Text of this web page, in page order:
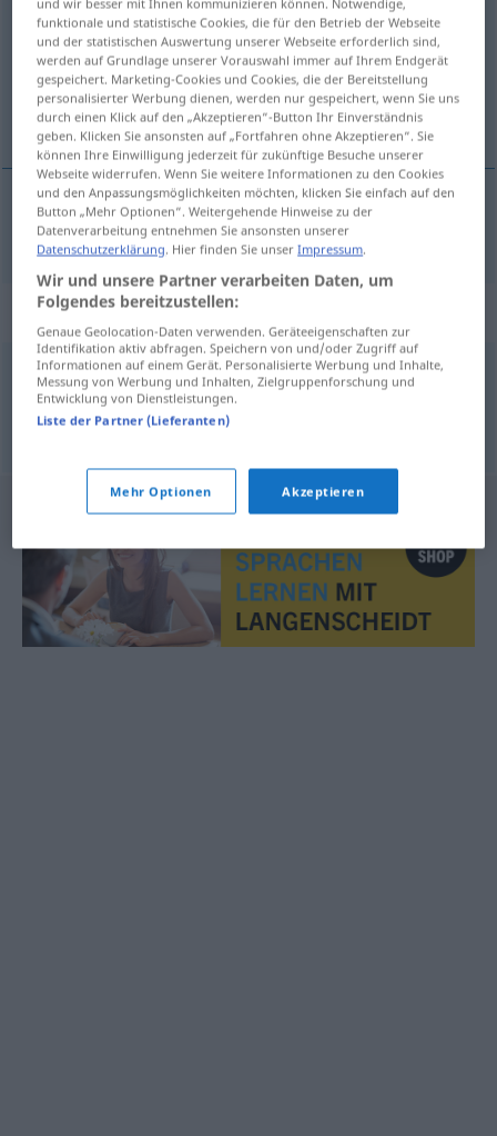
Übersicht aller Übersetzungen
(Für mehr Details die Übersetzung anklicken/antippen)
Funktionsstörung
Funktionsstörungf dysfunkcja MED
Synonyme für "dysfunkcja"
awaria
funktionale und statistische Cookies, die für den Betrieb der Webseite
und der statistischen Auswertung unserer Webseite erforderlich sind,
werden auf Grundlage unserer Vorauswahl immer auf Ihrem Endgerät
gespeichert. Marketing-Cookies und Cookies, die der Bereitstellung
personalisierter Werbung dienen, werden nur gespeichert, wenn Sie uns
durch einen Klick auf den „Akzeptieren“-Button Ihr Einverständnis
geben. Klicken Sie ansonsten auf „Fortfahren ohne Akzeptieren“. Sie
können Ihre Einwilligung jederzeit für zukünftige Besuche unserer
Webseite widerrufen. Wenn Sie weitere Informationen zu den Cookies
und den Anpassungsmöglichkeiten möchten, klicken Sie einfach auf den
Button „Mehr Optionen“. Weitergehende Hinweise zu der
Datenverarbeitung entnehmen Sie ansonsten unserer
Datenschutzerklärung . Hier finden Sie unserImpressum
Wir und unsere Partner verarbeiten Daten, um
Folgendes bereitzustellen:
Genaue Geolocation-Daten verwenden. Geräteeigenschaften zur
Identifikation aktiv abfragen. Speichern von und/oder Zugriff auf
Informationen auf einem Gerät. Personalisierte Werbung und Inhalte,
Messung von Werbung und Inhalten, Zielgruppenforschung und
Entwicklung von Dienstleistungen.
Liste der Partner (Lieferanten)
Mehr Optionen Akzeptieren